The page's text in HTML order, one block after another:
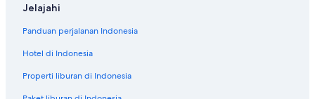
Jelajahi
Panduan perjalanan Indonesia
Hotel di Indonesia
Properti liburan di Indonesia